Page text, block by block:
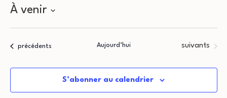
À venir
Sélectionnez
Évènements
précédents Aujourd’hui Évènements
suivants
S’abonner au calendrier